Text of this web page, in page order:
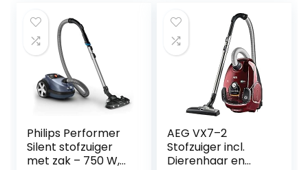
Philips Performer
Silent stofzuiger
met zak – 750 W,
AEG VX7–2
Stofzuiger incl.
Dierenhaar en